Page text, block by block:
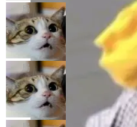
的核心质量命题。会上，《2026
工具选型手册》发布，Testin云
nt智能测试系统入选AI测试领域代
O而言，这提示了一个转变：AI测
工具升级为企业的质量基础设施
现实 过去两年，CIO们的焦虑清
一是如何让大模型和智能体应用
向生产，二是如何让测试团队跟
eev 管它叫"软件设计的基石"。
鲜——代数数据类型（ADT），尤
（sum type）。但他说清楚了一
型系统的学术体操，是日常编码
章从一个简单的例子切入。一个
设置，如果用布尔值 + 可空字
ean 表示是否可切换，nullable
色方案、深色方案——会产生大量
合。方案缺了、配置冲突了、全
局
Cloudflare 开源内部企业 AI 平
dflare OS
Cloudflare 发布了一个开源项目
S。如果你只看官方博客，你会觉
个"AI 知识库 + 聊天机器人"——
做，没什么新鲜的。 但 Kenton
r 上把事情说清楚了： 今天我们
re OS，一个带连接器的聊天机器
局
Deno 团队开源 Celld，可自托
布式 Durable Objects
Ryan Dahl 领导的 Deno 团队推
目 Celld，一个能在自己机器上